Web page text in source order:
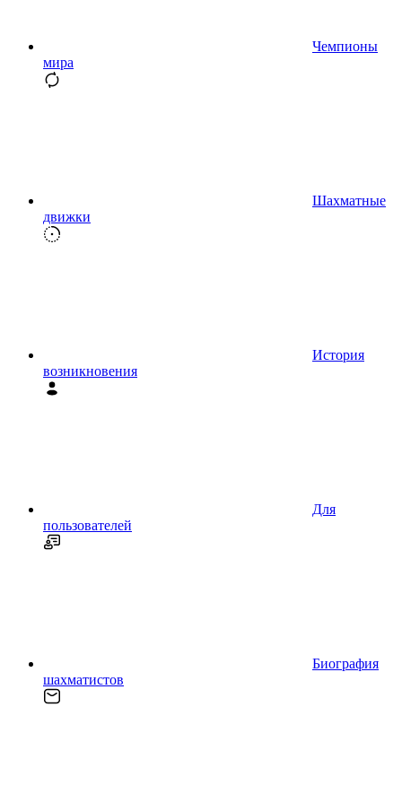
Чемпионы
мира
Шахматные
движки
История
возникновения
Для
пользователей
Биография
шахматистов